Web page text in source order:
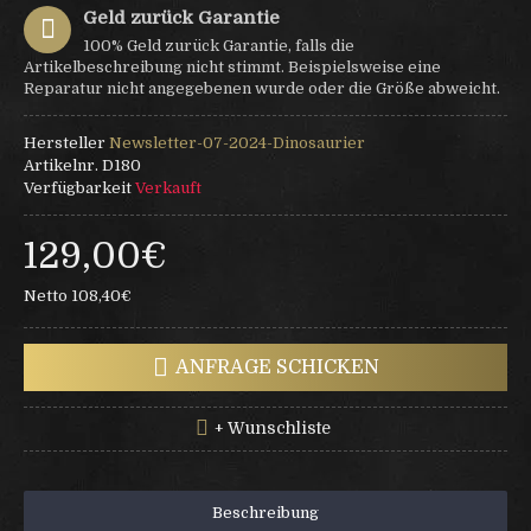
Geld zurück Garantie
100% Geld zurück Garantie, falls die
Artikelbeschreibung nicht stimmt. Beispielsweise eine
Reparatur nicht angegebenen wurde oder die Größe abweicht.
Hersteller Newsletter-07-2024-Dinosaurier
Artikelnr. D180
Verfügbarkeit Verkauft
129,00€
Netto 108,40€
ANFRAGE SCHICKEN
+ Wunschliste
Beschreibung